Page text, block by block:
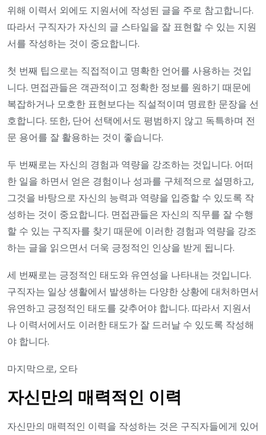
위해 이력서 외에도 지원서에 작성된 글을 주로 참고합니다.
따라서 구직자가 자신의 글 스타일을 잘 표현할 수 있는 지원
서를 작성하는 것이 중요합니다.
첫 번째 팁으로는 직접적이고 명확한 언어를 사용하는 것입
니다. 면접관들은 객관적이고 정확한 정보를 원하기 때문에
복잡하거나 모호한 표현보다는 직설적이며 명료한 문장을 선
호합니다. 또한, 단어 선택에서도 평범하지 않고 독특하며 전
문 용어를 잘 활용하는 것이 좋습니다.
두 번째로는 자신의 경험과 역량을 강조하는 것입니다. 어떠
한 일을 하면서 얻은 경험이나 성과를 구체적으로 설명하고,
그것을 바탕으로 자신의 능력과 역량을 입증할 수 있도록 작
성하는 것이 중요합니다. 면접관들은 자신의 직무를 잘 수행
할 수 있는 구직자를 찾기 때문에 이러한 경험과 역량을 강조
하는 글을 읽으면서 더욱 긍정적인 인상을 받게 됩니다.
세 번째로는 긍정적인 태도와 유연성을 나타내는 것입니다.
구직자는 일상 생활에서 발생하는 다양한 상황에 대처하면서
유연하고 긍정적인 태도를 갖추어야 합니다. 따라서 지원서
나 이력서에서도 이러한 태도가 잘 드러날 수 있도록 작성해
야 합니다.
마지막으로, 오타
자신만의 매력적인 이력
자신만의 매력적인 이력을 작성하는 것은 구직자들에게 있어